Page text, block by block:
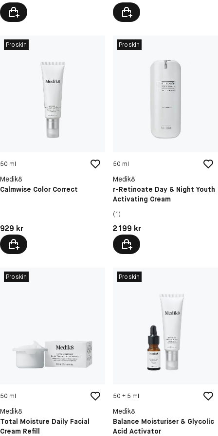
Proskin
50 ml
Medik8
Calmwise Color Correct
Pris: 929 kr
929 kr
Proskin
50 ml
Medik8
r-Retinoate Day & Night Youth
Activating Cream
(1)
Pris: 2 199 kr
2 199 kr
Proskin
50 ml
Medik8
Total Moisture Daily Facial
Cream Refill
Proskin
50 + 5 ml
Medik8
Balance Moisturiser & Glycolic
Acid Activator